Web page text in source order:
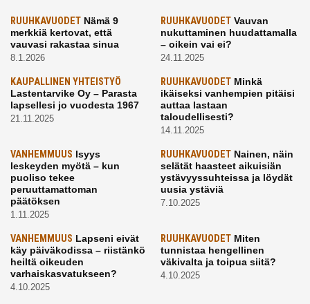
RUUHKAVUODET Nämä 9
merkkiä kertovat, että
vauvasi rakastaa sinua
8.1.2026
RUUHKAVUODETVauvan
nukuttaminen huudattamalla
– oikein vai ei?
24.11.2025
KAUPALLINEN YHTEISTYÖ
Lastentarvike Oy – Parasta
lapsellesi jo vuodesta 1967
21.11.2025
RUUHKAVUODETMinkä
ikäiseksi vanhempien pitäisi
auttaa lastaan
taloudellisesti?
14.11.2025
VANHEMMUUS Isyys
leskeyden myötä – kun
puoliso tekee
peruuttamattoman
päätöksen
1.11.2025
RUUHKAVUODETNainen, näin
selätät haasteet aikuisiän
ystävyyssuhteissa ja löydät
uusia ystäviä
7.10.2025
VANHEMMUUS Lapseni eivät
käy päiväkodissa – riistänkö
heiltä oikeuden
varhaiskasvatukseen?
4.10.2025
RUUHKAVUODETMiten
tunnistaa hengellinen
väkivalta ja toipua siitä?
4.10.2025